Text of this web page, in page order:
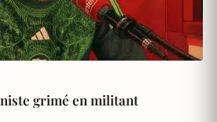
grimé en militant